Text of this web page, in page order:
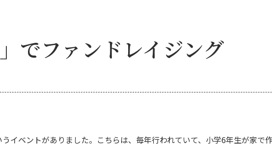
でファンドレイジング
イベントがありました。こちらは、毎年行われていて、小学6年生が家で